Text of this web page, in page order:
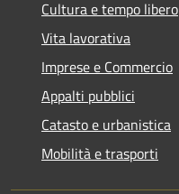
Cultura e tempo libero
Vita lavorativa
Imprese e Commercio
Appalti pubblici
Catasto e urbanistica
Mobilità e trasporti